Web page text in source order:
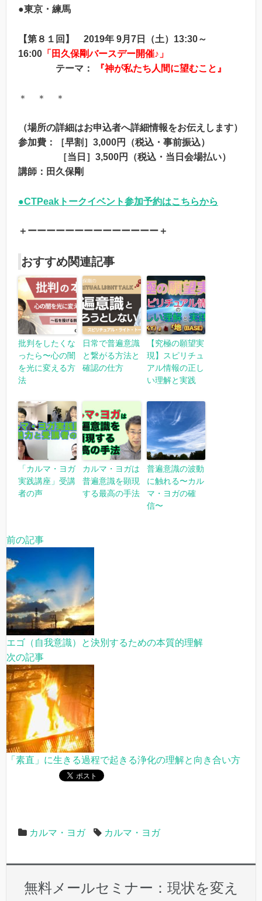
●東京・練馬
【第８１回】 2019年 9月7日（土）13:30～
16:00 「田久保剛バースデー開催♪」
テーマ：
『神が私たち人間に望むこと』
＊ ＊ ＊
（場所の詳細はお申込者へ詳細情報をお伝えします）
参加費：［早割］3,000円（税込・事前振込）
［当日］3,500円（税込・当日会場払い）
講師：田久保剛
●CTPeakトークイベント参加予約はこちらから
＋ーーーーーーーーーーーーーー＋
おすすめ関連記事
批判をしたくな
ったら〜心の闇
を光に変える方
法
日常で普遍意識
と繋がる方法と
確認の仕方
【究極の願望実
現】スピリチュ
アル情報の正し
い理解と実践
「カルマ・ヨガ
実践講座」受講
者の声
カルマ・ヨガは
普遍意識を顕現
する最高の手法
普遍意識の波動
に触れる〜カル
マ・ヨガの確
信〜
前の記事
エゴ（自我意識）と決別するための本質的理解
次の記事
「素直」に生きる過程で起きる浄化の理解と向き合い方
カルマ・ヨガ カルマ・ヨガ
無料メールセミナー：現状を変え